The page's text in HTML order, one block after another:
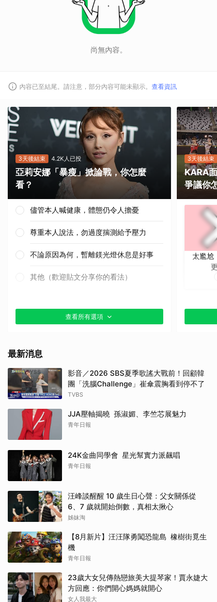
尚無內容。
內容已至結尾。請注意，部分內容可能未顯示。 查看資訊
3天後結束 4.2K人已投
亞莉安娜「暴瘦」掀論戰，你怎麼
看？
儘管本人喊健康，體態仍令人擔憂
尊重本人說法，勿過度揣測給予壓力
不論原因為何，暫離鎂光燈休息是好事
其他（歡迎貼文分享你的看法）
查看所有選項
3天後結束
KARA
爭議你
太尷尬
最新消息
影音／2026 SBS夏季歌謠大戰前！回顧韓
團「洗腦Challenge」崔傘震胸看到停不了
TVBS
JJA壓軸揭曉 孫淑媚、李竺芯展魅力
青年日報
24K金曲同學會 星光幫實力派飆唱
青年日報
汪峰談醒醒 10 歲生日心聲：父女關係從
6、7 歲就開始倒數，真相太揪心
姊妹淘
【8月新片】汪汪隊勇闖恐龍島 橡樹街覓生
機
青年日報
23歲大女兒傳熱戀旅美大提琴家！賈永婕大
方回應：你們開心媽媽就開心
女人我最大